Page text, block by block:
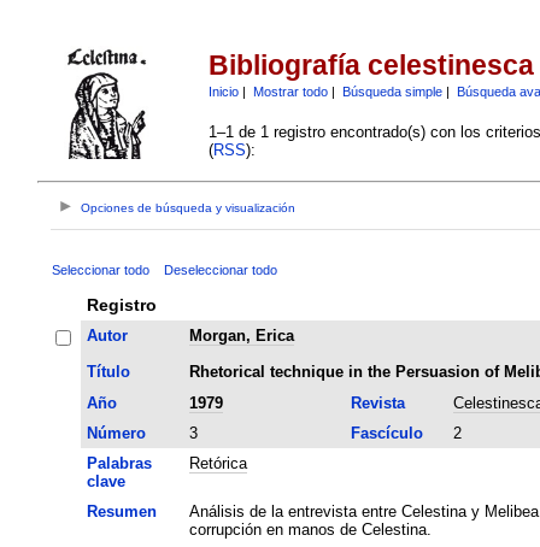
Bibliografía celestinesca
Inicio| Mostrar todo| Búsqueda simple| Búsqueda
1–1 de 1 registro encontrado(s) con los
(RSS):
Opciones de búsqueda y visualización
Seleccionar todo Deseleccionar todo
Registro
Autor
Morgan, Erica
Título
Rhetorical technique in the Persuasion of
Año
1979 Revista
Número
3 Fascículo
2
Palabras
clave
Retórica
Resumen
Análisis de la entrevista entre Celestina y
corrupción en manos de Celestina.